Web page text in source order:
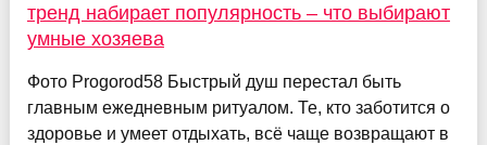
тренд набирает популярность – что выбирают
умные хозяева
Фото Progorod58 Быстрый душ перестал быть
главным ежедневным ритуалом. Те, кто заботится о
здоровье и умеет отдыхать, всё чаще возвращают в